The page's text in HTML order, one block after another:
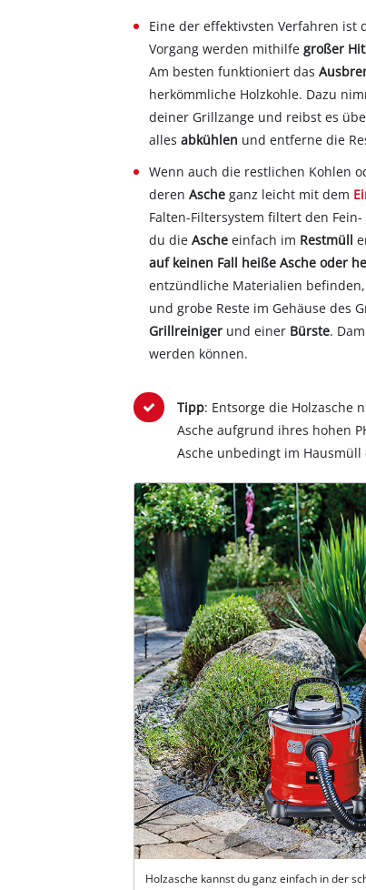
Eine der effektivsten Verfahren ist
Vorgang werden mithilfegroßer
Am besten funktioniert das
herkömmliche Holzkohle. Dazu
deiner Grillzange und reibst es
allesabkühlen und entferne die
Wenn auch die restlichen Kohlen
derenAscheganz leicht mit dem
Falten-Filtersystem filtert den
du dieAscheeinfach im Restmüll
auf keinen Fall heiße Asche oder
entzündliche Materialien
und grobe Reste im Gehäuse des
Grillreiniger und einer Bürste.
werden können.
Tipp: Entsorge die Holzasche
Asche aufgrund ihres hohen
Asche unbedingt im
Holzasche kannst du ganz einfach in der